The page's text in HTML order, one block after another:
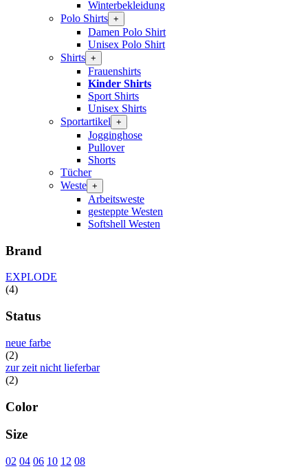
Winterbekleidung
Polo Shirts +
Damen Polo Shirt
Unisex Polo Shirt
Shirts +
Frauenshirts
Kinder Shirts
Sport Shirts
Unisex Shirts
Sportartikel +
Jogginghose
Pullover
Shorts
Tücher
Weste +
Arbeitsweste
gesteppte Westen
Softshell Westen
Brand
EXPLODE
(4)
Status
neue farbe
(2)
zur zeit nicht lieferbar
(2)
Color
Size
02 04 06 10 12 08